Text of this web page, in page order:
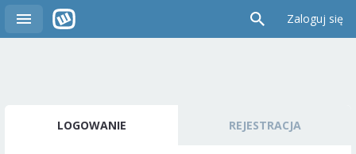
Zaloguj się
LOGOWANIE REJESTRACJA